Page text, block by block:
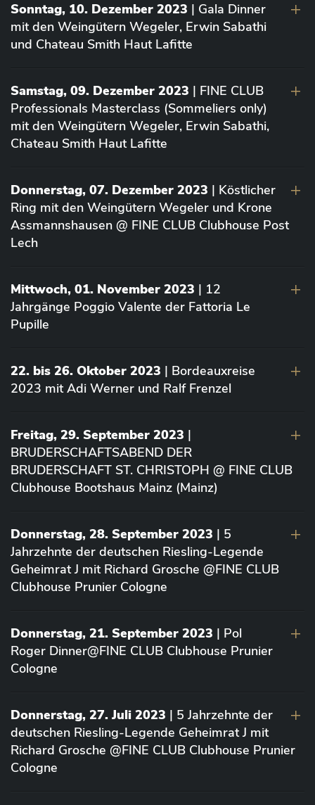
Sonntag, 10. Dezember 2023 | Gala Dinner
mit den Weingütern Wegeler, Erwin Sabathi
und Chateau Smith Haut Lafitte
Samstag, 09. Dezember 2023 | FINE CLUB
Professionals Masterclass (Sommeliers only)
mit den Weingütern Wegeler, Erwin Sabathi,
Chateau Smith Haut Lafitte
Donnerstag, 07. Dezember 2023 | Köstlicher
Ring mit den Weingütern Wegeler und Krone
Assmannshausen @ FINE CLUB Clubhouse Post
Lech
Mittwoch, 01. November 2023 | 12
Jahrgänge Poggio Valente der Fattoria Le
Pupille
22. bis 26. Oktober 2023 | Bordeauxreise
2023 mit Adi Werner und Ralf Frenzel
Freitag, 29. September 2023 |
BRUDERSCHAFTSABEND DER
BRUDERSCHAFT ST. CHRISTOPH @ FINE CLUB
Clubhouse Bootshaus Mainz (Mainz)
Donnerstag, 28. September 2023 | 5
Jahrzehnte der deutschen Riesling-Legende
Geheimrat J mit Richard Grosche @FINE CLUB
Clubhouse Prunier Cologne
Donnerstag, 21. September 2023 | Pol
Roger Dinner@FINE CLUB Clubhouse Prunier
Cologne
Donnerstag, 27. Juli 2023 | 5 Jahrzehnte der
deutschen Riesling-Legende Geheimrat J mit
Richard Grosche @FINE CLUB Clubhouse Prunier
Cologne